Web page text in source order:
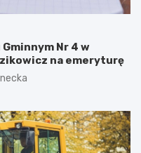
Nr 4 w
na emeryturę